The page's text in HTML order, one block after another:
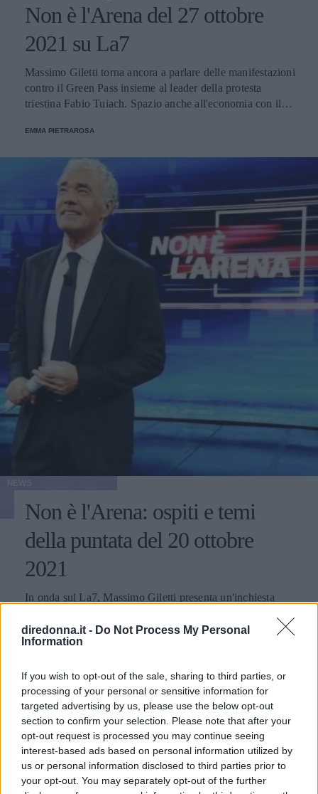
diredonna.it - Do Not Process My Personal
Information
If you wish to opt-out of the sale, sharing to third parties, or
processing of your personal or sensitive information for
targeted advertising by us, please use the below opt-out
section to confirm your selection. Please note that after your
opt-out request is processed you may continue seeing
interest-based ads based on personal information utilized by
us or personal information disclosed to third parties prior to
your opt-out. You may separately opt-out of the further
Non è l'Arena del 27 ottobre
2021 su La7
Massimo Giletti torna ancora a parlare delle manifestazioni
contro il Green Pass insieme al leader della protesta
triestina Fabio Tuiach. Spazio anche all'economia con il
EMMA PIETRAROSA
Non è l'Arena: ospiti e temi
della puntata del 20 ottobre
2021
In onda sul La7, Massimo Giletti presenta un'inchiesta
protesta ancora in corso a Trieste e alle manifestazioni
contro il Green Pass. In studio anche Sandra Amurri e